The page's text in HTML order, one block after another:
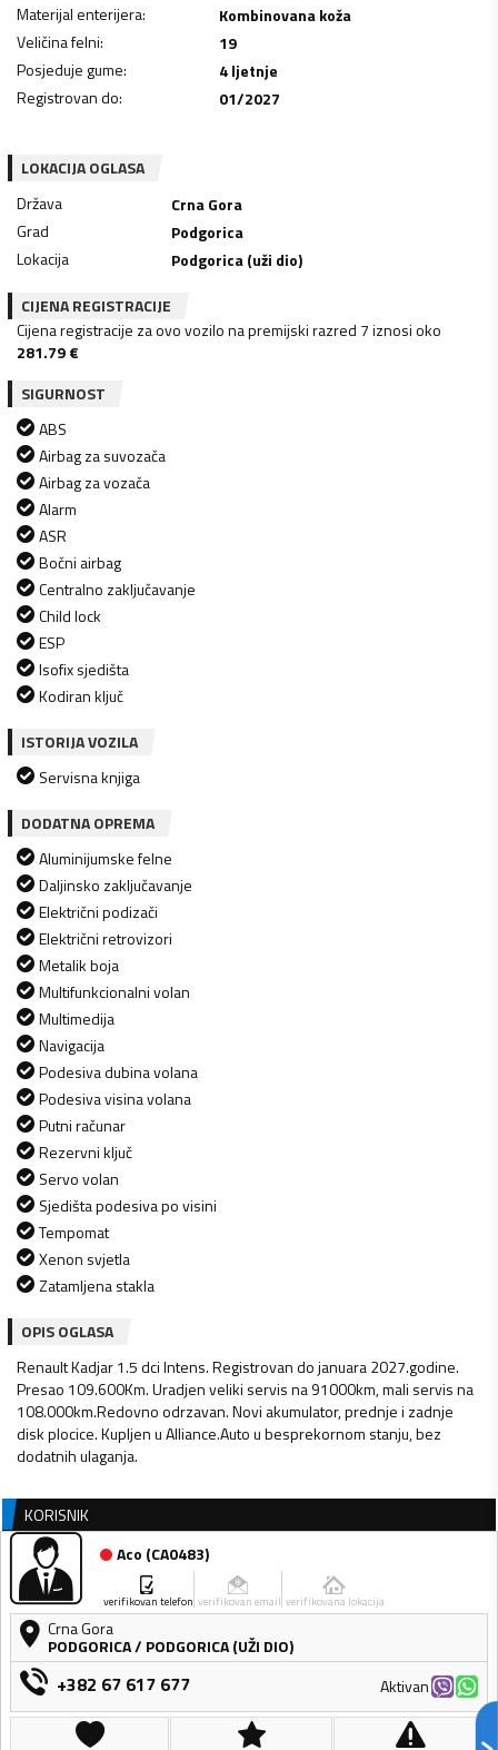
Materijal enterijera:
Kombinovana koža
Veličina felni:
19
Posjeduje gume:
4 ljetnje
Registrovan do: 01/2027
LOKACIJA OGLASA
Država
Crna Gora
Grad
Podgorica
Lokacija
Podgorica (uži dio)
CIJENA REGISTRACIJE
Cijena registracije za ovo vozilo na premijski razred 7 iznosi oko
281.79€
SIGURNOST
ABS
Airbag za suvozača
Airbag za vozača
Alarm
ASR
Bočni airbag
Centralno zaključavanje
Child lock
ESP
Isofix sjedišta
Kodiran ključ
ISTORIJA VOZILA
Servisna knjiga
DODATNA OPREMA
Aluminijumske felne
Daljinsko zaključavanje
Električni podizači
Električni retrovizori
Metalik boja
Multifunkcionalni volan
Multimedija
Navigacija
Podesiva dubina volana
Podesiva visina volana
Putni računar
Rezervni ključ
Servo volan
Sjedišta podesiva po visini
Tempomat
Xenon svjetla
Zatamljena stakla
OPIS OGLASA
Renault Kadjar 1.5 dci Intens. Registrovan do januara 2027.godine.
Presao 109.600Km. Uradjen veliki servis na 91000km, mali servis na
108.000km.Redovno odrzavan. Novi akumulator, prednje i zadnje
disk plocice. Kupljen u Alliance.Auto u besprekornom stanju, bez
dodatnih ulaganja.
KORISNIK
Aco (CA0483)
verifikovan telefon verifikovan email verifikovana lokacija
Crna Gora
PODGORICA/ PODGORICA (UŽI DIO)
+382 67 617 677 Aktivan